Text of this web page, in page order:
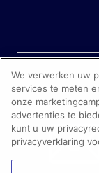
We verwerken uw
services te meten
onze
advertenties te
kunt u uw
privacyverklaring